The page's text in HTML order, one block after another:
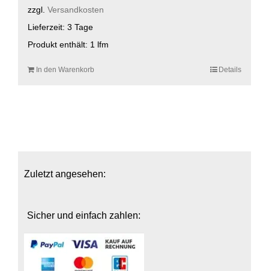
zzgl. Versandkosten
Lieferzeit: 3 Tage
Produkt enthält: 1 lfm
In den Warenkorb Details
Zuletzt angesehen:
Sicher und einfach zahlen: